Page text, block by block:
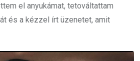
el anyukámat, tetováltattam
és a kézzel írt üzenetet, amit